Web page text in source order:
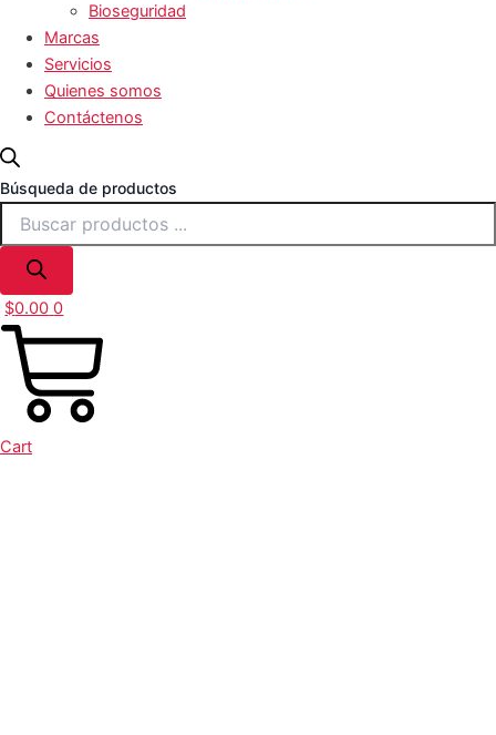
Bioseguridad
Marcas
Servicios
Quienes somos
Contáctenos
Búsqueda de productos
$0.00 0
Cart